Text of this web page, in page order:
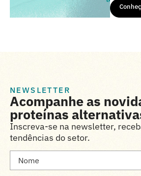
NEWSLETTER
Acompanhe as
proteínas
Inscreva-se na newsletter,
tendências do setor.